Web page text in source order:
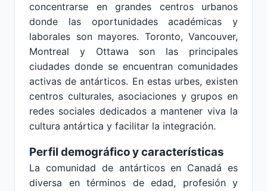
concentrarse en grandes centros urbanos
donde las oportunidades académicas y
laborales son mayores. Toronto, Vancouver,
Montreal y Ottawa son las principales
ciudades donde se encuentran comunidades
activas de antárticos. En estas urbes, existen
centros culturales, asociaciones y grupos en
redes sociales dedicados a mantener viva la
cultura antártica y facilitar la integración.
Perfil demográfico y características
La comunidad de antárticos en Canadá es
diversa en términos de edad, profesión y